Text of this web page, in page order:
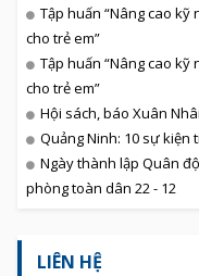
Tập huấn “Nâng cao
cho trẻ em”
Tập huấn “Nâng cao
cho trẻ em”
Hội sách, báo Xuân
Quảng Ninh: 10 sự kiện
Ngày thành lập Quân
phòng toàn dân 22 - 12
LIÊN HỆ